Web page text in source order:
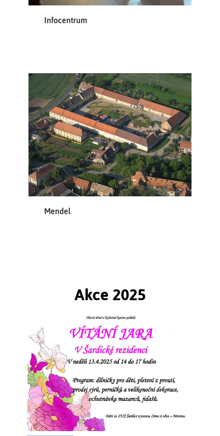
Šardická rezidence brněnských eremitů u
Infocentrum
Mendel
Akce 2025